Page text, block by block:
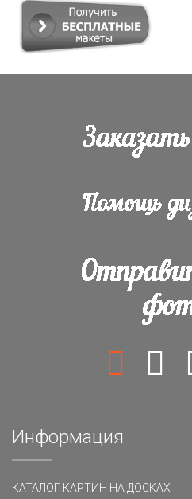
Информация
КАТАЛОГ КАРТИН НА ДОСКАХ